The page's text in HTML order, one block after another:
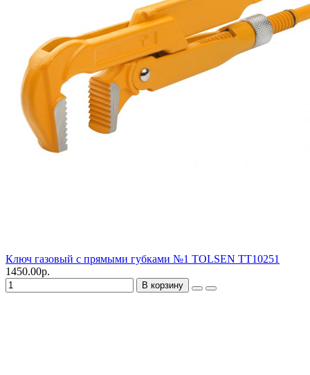
Ключ газовый с прямыми губками №1 TOLSEN TT10251
1450.00р.
В корзину